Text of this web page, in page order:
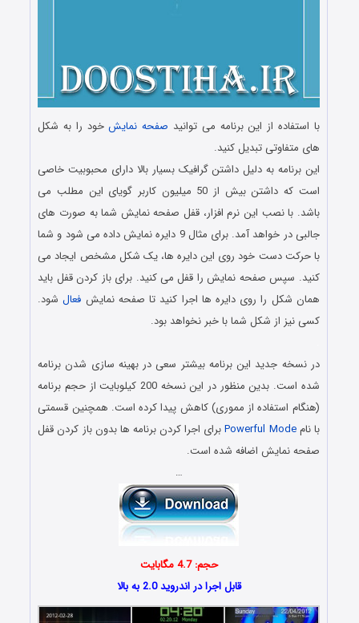
با استفاده از این برنامه می توانید صفحه نمایشخود را به شکل
های متفاوتی تبدیل کنید.
این برنامه به دلیل داشتن گرافیک بسیار بالا دارای محبوبیت خاصی
است که داشتن بیش از 50 میلیون کاربر گویای این مطلب می
باشد. با نصب این نرم افزار، قفل صفحه نمایش شما به صورت های
جالبی در خواهد آمد. برای مثال 9 دایره نمایش داده می شود و شما
با حرکت دست خود روی این دایره ها، یک شکل مشخص ایجاد می
کنید. سپس صفحه نمایش را قفل می کنید. برای باز کردن قفل باید
همان شکل را روی دایره ها اجرا کنید تا صفحه نمایش فعالشود.
کسی نیز از شکل شما با خبر نخواهد بود.
در نسخه جدید این برنامه بیشتر سعی در بهینه سازی شدن برنامه
شده است. بدین منظور در این نسخه 200 کیلوبایت از حجم برنامه
(هنگام استفاده از مموری) کاهش پیدا کرده است. همچنین قسمتی
با نامPowerful Modeبرای اجرا کردن برنامه ها بدون باز کردن قفل
صفحه نمایش اضافه شده است.
…
حجم: 4.7 مگابایت
قابل اجرا در اندروید 2.0 به بالا